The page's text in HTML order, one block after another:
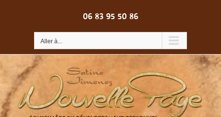
06 83 95 50 86
Aller à...